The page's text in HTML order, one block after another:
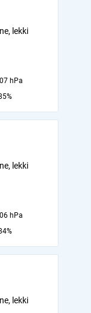
lekki
hPa
lekki
hPa
lekki